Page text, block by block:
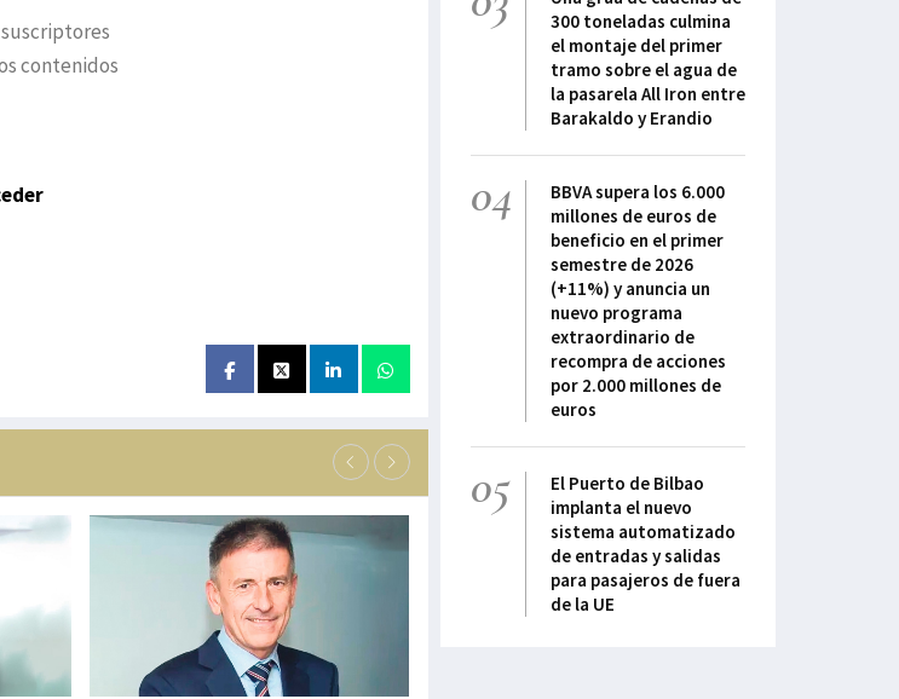
contenidos
300 toneladas culmina
el montaje del primer
tramo sobre el agua de
la pasarela All Iron entre
Barakaldo y Erandio
04
BBVA supera los 6.000
millones de euros de
beneficio en el primer
semestre de 2026
(+11%) y anuncia un
nuevo programa
extraordinario de
recompra de acciones
por 2.000 millones de
euros
05
El Puerto de Bilbao
implanta el nuevo
sistema automatizado
de entradas y salidas
para pasajeros de fuera
de la UE